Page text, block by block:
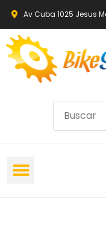
Av Cuba 1025 Jesus